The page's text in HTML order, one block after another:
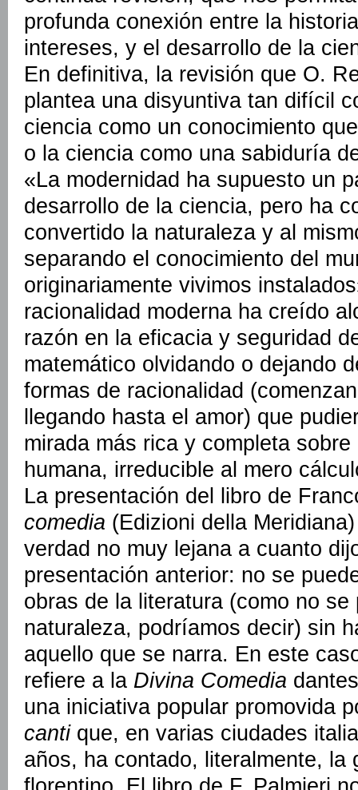
profunda conexión entre la
intereses, y el desarrollo de la
En definitiva, la revisión que O.
plantea una disyuntiva tan difícil
ciencia como un conocimiento
o la ciencia como una sabiduría
«La modernidad ha supuesto un
desarrollo de la ciencia, pero ha
convertido la naturaleza y al
separando el conocimiento del
originariamente vivimos
racionalidad moderna ha creído
razón en la eficacia y seguridad
matemático olvidando o dejando
formas de racionalidad
llegando hasta el amor) que
mirada más rica y completa
humana, irreducible al mero
La presentación del libro de
comedia (Edizioni della
verdad no muy lejana a cuanto
presentación anterior: no se
obras de la literatura (como no
naturaleza, podríamos decir) sin
aquello que se narra. En este
refiere a la Divina Comedia
una iniciativa popular promovida
cantique, en varias ciudades
años, ha contado, literalmente, la